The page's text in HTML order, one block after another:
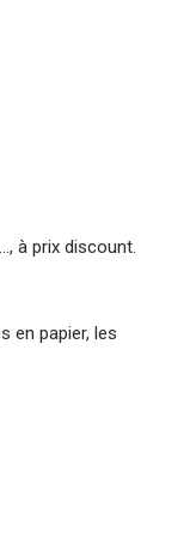
à prix discount.
en papier, les